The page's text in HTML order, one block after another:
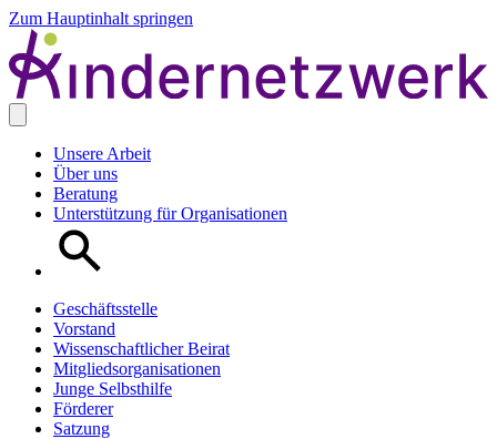
Zum Hauptinhalt springen
Unsere Arbeit
Über uns
Beratung
Unterstützung für Organisationen
Geschäftsstelle
Vorstand
Wissenschaftlicher Beirat
Mitgliedsorganisationen
Junge Selbsthilfe
Förderer
Satzung